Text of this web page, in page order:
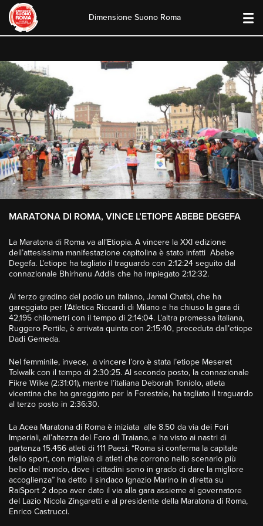
content
Dimensione Suono Roma
MARATONA DI ROMA, VINCE L’ETIOPE ABEBE DEGEFA
La Maratona di Roma va all’Etiopia. A vincere la XXI edizione
dell’attesissima manifestazione capitolina è stato infatti Abebe
Degefa. L’etiope ha tagliato il traguardo con 2:12:24 seguito dal
connazionale Bhirhanu Addis che ha impiegato 2:12:32.
Al terzo gradino del podio un italiano, Jamal Chatbi, che ha
gareggiato per l’Atletica Riccardi di Milano e ha chiuso la gara di
42,195 chilometri con il tempo di 2:14:04. L’altra promessa italiana,
Ruggero Pertile, è arrivata quinta con 2:15:40, preceduta dall’etiope
Dadi Gemeda.
Nel femminile, invece, a vincere l’oro è stata l’etiope Meseret
Tolwalk con il tempo di 2:30:25. Al secondo posto, la connazionale
Fikre Wilke (2:31:01), mentre l’italiana Deborah Toniolo, atleta
vicentina che ha gareggiato per la Forestale, ha tagliato il traguardo
al terzo posto in 2:36:30.
La Acea Maratona di Roma è iniziata alle 8.50 da via dei Fori
Imperiali, all’altezza del Foro di Traiano, e ha visto ai nastri di
partenza 15.456 atleti di 111 Paesi. “Roma si conferma la capitale
dello sport, con migliaia di atleti che corrono nello scenario più
bello del mondo, dove i cittadini sono in grado di dare la migliore
accoglienza” ha detto il sindaco Ignazio Marino in diretta su
RaiSport 2 dopo aver dato il via alla gara assieme al governatore
del Lazio Nicola Zingaretti e al presidente della Maratona di Roma,
Enrico Castrucci.